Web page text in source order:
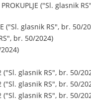
("Sl. glasnik
("Sl. glasnik RS", br. 50/
br. 50/2024)
("Sl. glasnik RS", br. 50/
("Sl. glasnik RS", br. 50/
("Sl. glasnik RS", br. 50/